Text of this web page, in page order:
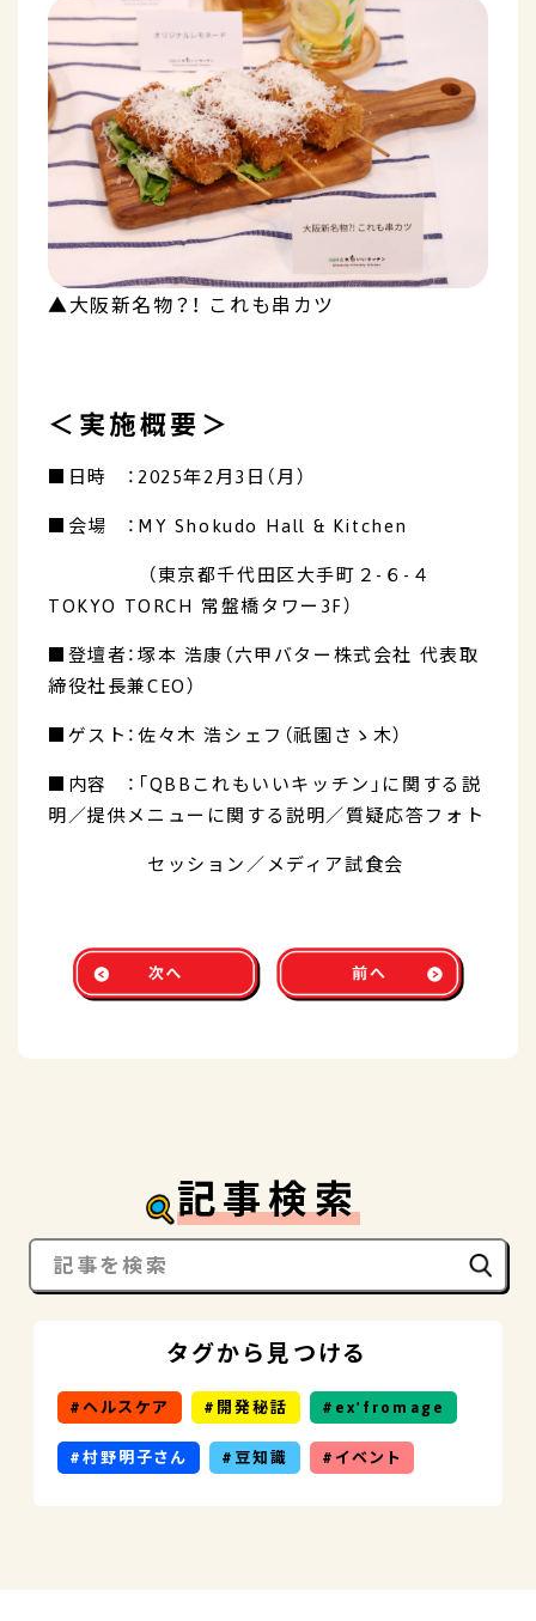
▲大阪新名物？！ これも串カツ
＜実施概要＞
■日時 ：2025年2月3日（月）
■会場 ：MY Shokudo Hall & Kitchen
（東京都千代田区大手町２-６-４
TOKYO TORCH 常盤橋タワー3F）
■登壇者：塚本 浩康（六甲バター株式会社 代表取
締役社長兼CEO）
■ゲスト：佐々木 浩シェフ（祇園さゝ木）
■内容 ：「QBBこれもいいキッチン」に関する説
明／提供メニューに関する説明／質疑応答フォト
セッション／メディア試食会
記事検索
タグから見つける
ヘルスケア 開発秘話 ex'fromage
村野明子さん 豆知識 イベント